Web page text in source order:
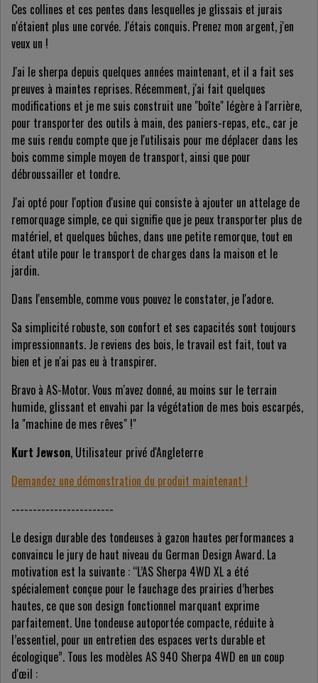
Ces collines et ces pentes dans lesquelles je glissais et jurais
n'étaient plus une corvée. J'étais conquis. Prenez mon argent, j'en
veux un !
J'ai le sherpa depuis quelques années maintenant, et il a fait ses
preuves à maintes reprises. Récemment, j'ai fait quelques
modifications et je me suis construit une "boîte" légère à l'arrière,
pour transporter des outils à main, des paniers-repas, etc., car je
me suis rendu compte que je l'utilisais pour me déplacer dans les
bois comme simple moyen de transport, ainsi que pour
débroussailler et tondre.
J'ai opté pour l'option d'usine qui consiste à ajouter un attelage de
remorquage simple, ce qui signifie que je peux transporter plus de
matériel, et quelques bûches, dans une petite remorque, tout en
étant utile pour le transport de charges dans la maison et le
jardin.
Dans l'ensemble, comme vous pouvez le constater, je l'adore.
Sa simplicité robuste, son confort et ses capacités sont toujours
impressionnants. Je reviens des bois, le travail est fait, tout va
bien et je n'ai pas eu à transpirer.
Bravo à AS-Motor. Vous m'avez donné, au moins sur le terrain
humide, glissant et envahi par la végétation de mes bois escarpés,
la "machine de mes rêves" !"
Kurt Jewson, Utilisateur privé d'Angleterre
Demandez une démonstration du produit maintenant !
------------------------
Le design durable des tondeuses à gazon hautes performances a
convaincu le jury de haut niveau du German Design Award. La
motivation est la suivante : “L’AS Sherpa 4WD XL a été
spécialement conçue pour le fauchage des prairies d’herbes
hautes, ce que son design fonctionnel marquant exprime
parfaitement. Une tondeuse autoportée compacte, réduite à
l’essentiel, pour un entretien des espaces verts durable et
écologique”. Tous les modèles AS 940 Sherpa 4WD en un coup
d'œil :